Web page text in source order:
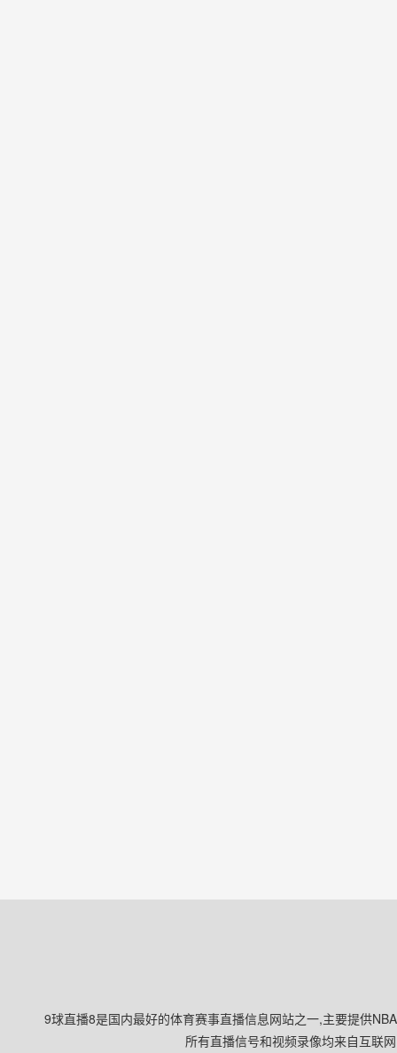
9球直播8是国内最好的体育赛事直播信息网站之一,主要提供
所有直播信号和视频录像均来自互联